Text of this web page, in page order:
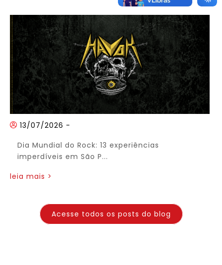
13/07/2026 -
Dia Mundial do Rock: 13 experiências
imperdíveis em São P...
leia mais >
Acesse todos os posts do blog